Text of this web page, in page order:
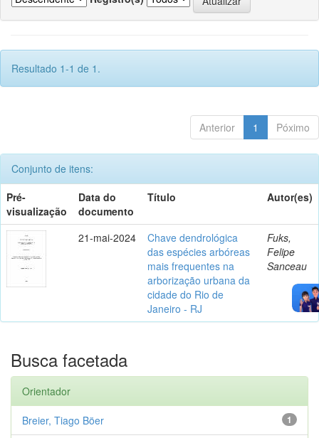
Resultado 1-1 de 1.
Anterior 1 Póximo
Conjunto de itens:
Pré-
visualização
Data do
documento
Título Autor(es)
21-mai-2024
Chave dendrológica
das espécies arbóreas
mais frequentes na
arborização urbana da
cidade do Rio de
Janeiro - RJ
Fuks,
Felipe
Sanceau
Busca facetada
Orientador
1
Breier, Tiago Böer